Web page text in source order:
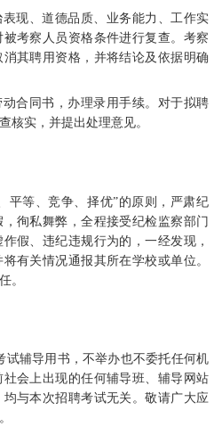
现、道德品质、业务能力、工作实
考察人员资格条件进行复查。考察
其聘用资格，并将结论及依据明确
合同书，办理录用手续。对于拟聘
核实，并提出处理意见。
平等、竞争、择优”的原则，严肃纪
徇私舞弊，全程接受纪检监察部门
假、违纪违规行为的，一经发现，
有关情况通报其所在学校或单位。
。
试辅导用书，不举办也不委托任何机
会上出现的任何辅导班、辅导网站
与本次招聘考试无关。敬请广大应